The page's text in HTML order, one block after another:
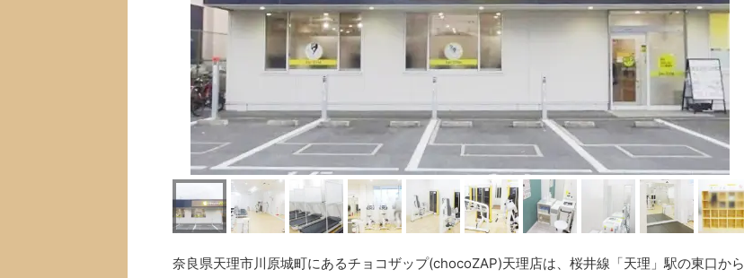
奈良県天理市川原城町にあるチョコザップ(chocoZAP)天理店は、桜井線「天理」駅の東口から